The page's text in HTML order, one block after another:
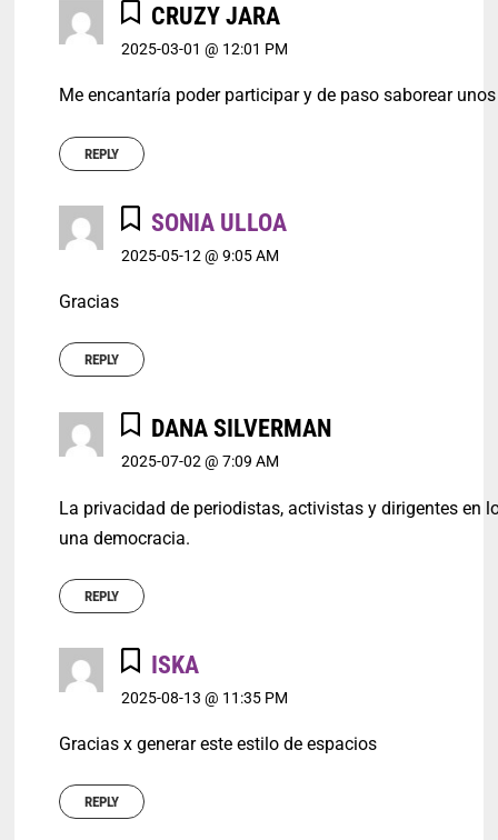
CRUZY JARA
2025-03-01 @ 12:01 PM
Me encantaría poder participar y de paso saborear
REPLY
SONIA ULLOA
2025-05-12 @ 9:05 AM
Gracias
REPLY
DANA SILVERMAN
2025-07-02 @ 7:09 AM
La privacidad de periodistas, activistas y dirigentes en
una democracia.
REPLY
ISKA
2025-08-13 @ 11:35 PM
Gracias x generar este estilo de espacios
REPLY